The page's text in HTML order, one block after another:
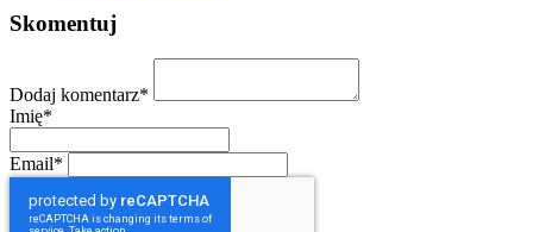
Skomentuj
Dodaj komentarz*
Imię*
Email*